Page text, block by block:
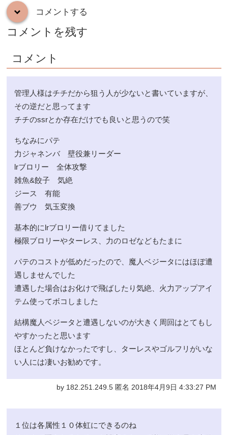
down コメントする
コメントを残す
コメント
管理人様はチチだから狙う人が少ないと書いていますが、
その逆だと思ってます
チチのssrとか存在だけでも良いと思うので笑
ちなみにパテ
力ジャネンバ 壁役兼リーダー
lrブロリー 全体攻撃
雑魚&餃子 気絶
ジース 有能
善ブウ 気玉変換
基本的にlrブロリー借りてました
極限ブロリーやターレス、力のロゼなどもたまに
パテのコストが低めだったので、魔人ベジータにはほぼ遭
遇しませんでした
遭遇した場合はお化けで飛ばしたり気絶、火力アップアイ
テム使ってボコしました
結構魔人ベジータと遭遇しないのが大きく周回はとてもし
やすかったと思います
ほとんど負けなかったですし、ターレスやゴルフリがいな
い人には凄いお勧めです。
by 182.251.249.5 匿名 2018年4月9日 4:33:27 PM
１位は各属性１０体虹にできるのね